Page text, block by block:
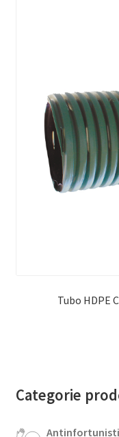
Tubo HDPE
Categorie